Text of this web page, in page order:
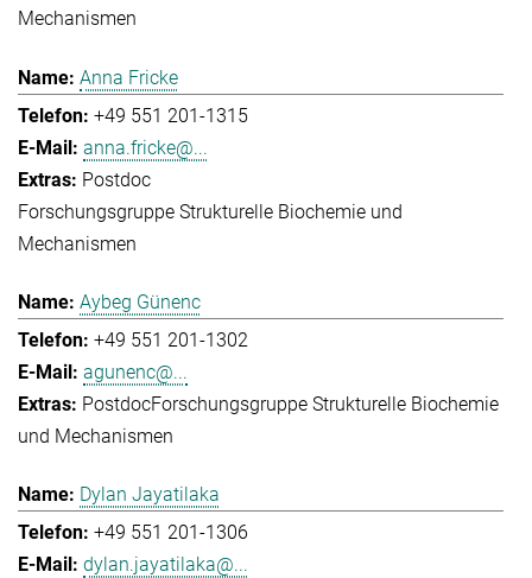
Mechanismen
Anna Fricke
+49 551 201-1315
anna.fricke@...
Postdoc
Forschungsgruppe Strukturelle Biochemie und
Mechanismen
Aybeg Günenc
+49 551 201-1302
agunenc@...
PostdocForschungsgruppe Strukturelle Biochemie
und Mechanismen
Dylan Jayatilaka
+49 551 201-1306
dylan.jayatilaka@...